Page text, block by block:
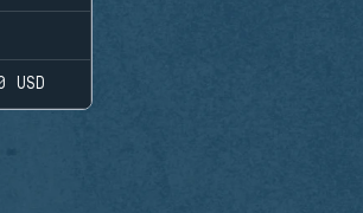
USD